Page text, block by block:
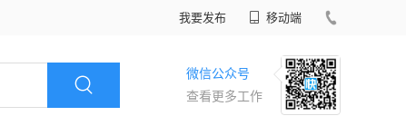
我要发布 移动端
微信公众号
查看更多工作